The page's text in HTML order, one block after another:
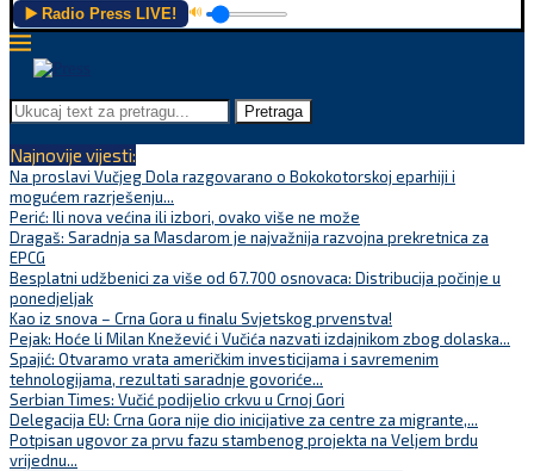
▶️ Radio Press LIVE! 🔊
Pretraga
Najnovije vijesti:
Na proslavi Vučjeg Dola razgovarano o Bokokotorskoj eparhiji i
mogućem razrješenju...
Perić: Ili nova većina ili izbori, ovako više ne može
Dragaš: Saradnja sa Masdarom je najvažnija razvojna prekretnica za
EPCG
Besplatni udžbenici za više od 67.700 osnovaca: Distribucija počinje u
ponedjeljak
Kao iz snova – Crna Gora u finalu Svjetskog prvenstva!
Pejak: Hoće li Milan Knežević i Vučića nazvati izdajnikom zbog dolaska...
Spajić: Otvaramo vrata američkim investicijama i savremenim
tehnologijama, rezultati saradnje govoriće...
Serbian Times: Vučić podijelio crkvu u Crnoj Gori
Delegacija EU: Crna Gora nije dio inicijative za centre za migrante,...
Potpisan ugovor za prvu fazu stambenog projekta na Veljem brdu
vrijednu...